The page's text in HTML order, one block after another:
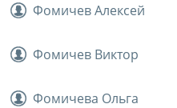
Фомичев Алексей
Фомичев Виктор
Фомичева Ольга